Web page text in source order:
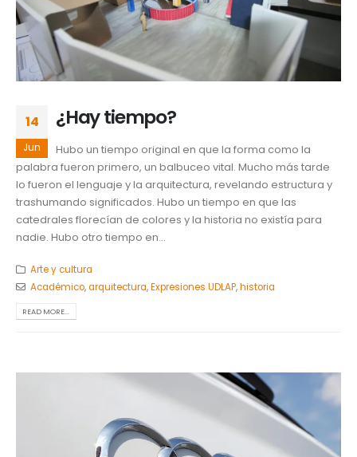
14
Jun
¿Hay tiempo?
Hubo un tiempo original en que la forma como la
palabra fueron primero, un balbuceo vital. Mucho más tarde
lo fueron el lenguaje y la arquitectura, revelando estructura y
trashumando significados. Hubo un tiempo en que las
catedrales florecían de colores y la historia no existía para
nadie. Hubo otro tiempo en...
Arte y cultura
Académico,arquitectura,Expresiones UDLAP,historia
READ MORE...